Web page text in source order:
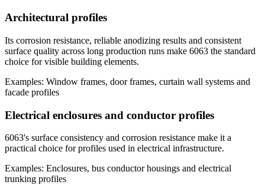
Architectural profiles
Its corrosion resistance, reliable anodizing results and consistent
surface quality across long production runs make 6063 the standard
choice for visible building elements.
Examples: Window frames, door frames, curtain wall systems and
facade profiles
Electrical enclosures and conductor profiles
6063's surface consistency and corrosion resistance make it a
practical choice for profiles used in electrical infrastructure.
Examples: Enclosures, bus conductor housings and electrical
trunking profiles